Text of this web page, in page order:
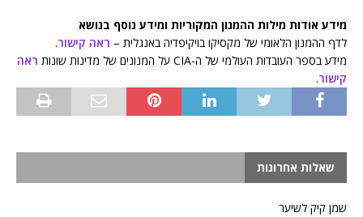
מידע אודות מילות ההמנון המקוריות ומידע נוסף בנושא
לדף ההמנון הלאומי של מקסיקו בויקיפדיה באנגלית – ראה קישור.
מידע בספר העובדות העולמי של ה-CIA על המנונים של מדינות שונות
ראה
קישור.
שאלות אחרונות
שמן קיק לשיער